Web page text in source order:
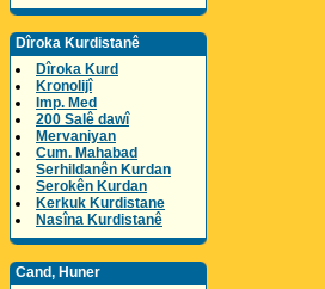
Dîroka Kurdistanê
Dîroka Kurd
Kronolijî
Imp. Med
200 Salê dawî
Mervaniyan
Cum. Mahabad
Serhildanên Kurdan
Serokên Kurdan
Kerkuk Kurdistane
Nasîna Kurdistanê
Cand, Huner